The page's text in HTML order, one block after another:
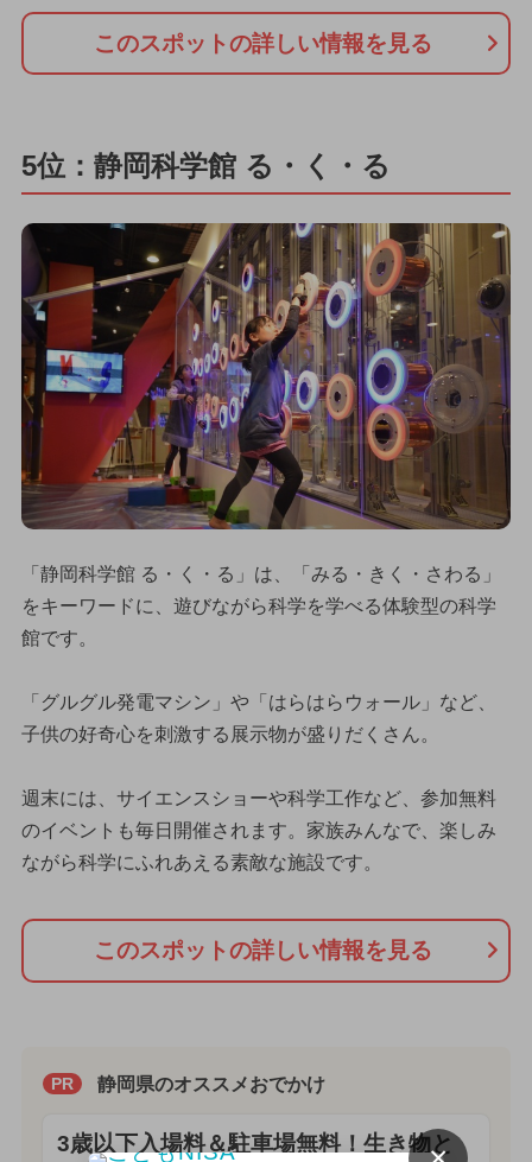
このスポットの詳しい情報を見る
5位：静岡科学館 る・く・る
「静岡科学館 る・く・る」は、「みる・きく・さわる」
をキーワードに、遊びながら科学を学べる体験型の科学
館です。
「グルグル発電マシン」や「はらはらウォール」など、
子供の好奇心を刺激する展示物が盛りだくさん。
週末には、サイエンスショーや科学工作など、参加無料
のイベントも毎日開催されます。家族みんなで、楽しみ
ながら科学にふれあえる素敵な施設です。
このスポットの詳しい情報を見る
PR 静岡県のオススメおでかけ
3歳以下入場料＆駐車場無料！生き物と